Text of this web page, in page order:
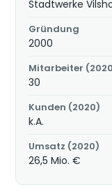
Stadtwerke
Gründung
2000
Mitarbeiter
30
Kunden (2020)
k.A.
Umsatz (2020)
26,5 Mio. €